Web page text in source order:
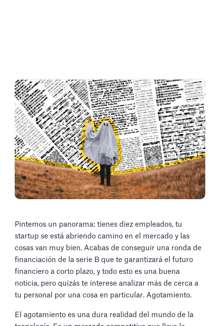
Pintemos un panorama: tienes diez empleados, tu
startup se está abriendo camino en el mercado y las
cosas van muy bien. Acabas de conseguir una ronda de
financiación de la serie B que te garantizará el futuro
financiero a corto plazo, y todo esto es una buena
noticia, pero quizás te interese analizar más de cerca a
tu personal por una cosa en particular. Agotamiento.
El agotamiento es una dura realidad del mundo de la